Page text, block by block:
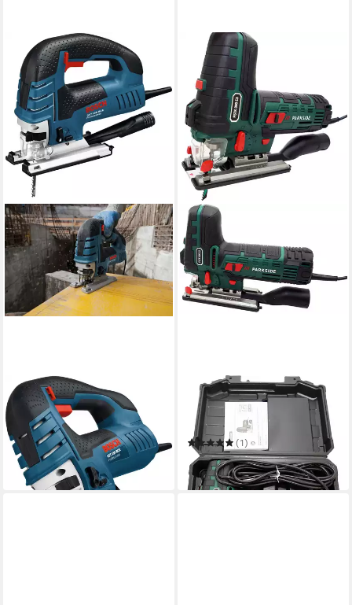
BOSCH PROFESSIONAL
Stichsäge GST 150 BCE
Professional
206,03 € UVP318,92 €
-35%
in 1-2 Werktagen bei dir
PARKSIDE
Pendelhubstichsäge Elektro
Stichsäge PSTK 800 im
Transportkoffer - 800 Watt
(1)
84,90 €
in 2-3 Werktagen bei dir